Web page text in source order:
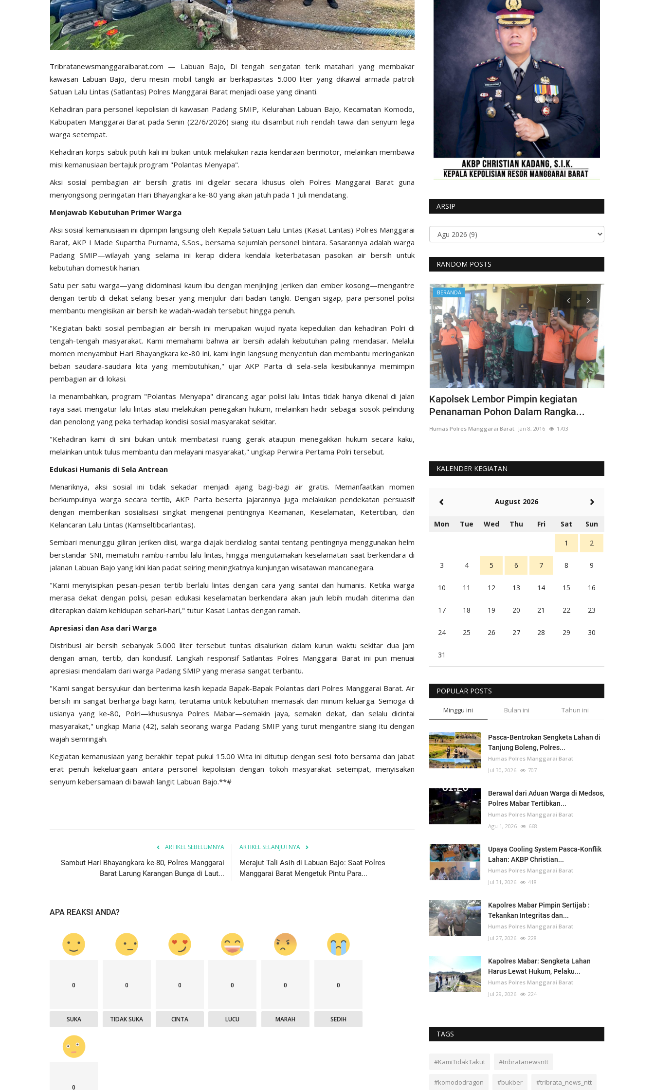
Tribratanewsmanggaraibarat.com — Labuan Bajo, Di tengah sengatan terik matahari yang membakar
kawasan Labuan Bajo, deru mesin mobil tangki air berkapasitas 5.000 liter yang dikawal armada patroli
Satuan Lalu Lintas (Satlantas) Polres Manggarai Barat menjadi oase yang dinanti.
‎Kehadiran para personel kepolisian di kawasan Padang SMIP, Kelurahan Labuan Bajo, Kecamatan Komodo,
Kabupaten Manggarai Barat pada Senin (22/6/2026) siang itu disambut riuh rendah tawa dan senyum lega
warga setempat.
Kehadiran korps sabuk putih kali ini bukan untuk melakukan razia kendaraan bermotor, melainkan membawa
misi kemanusiaan bertajuk program "Polantas Menyapa".
Aksi sosial pembagian air bersih gratis ini digelar secara khusus oleh Polres Manggarai Barat guna
menyongsong peringatan Hari Bhayangkara ke-80 yang akan jatuh pada 1 Juli mendatang.
Menjawab Kebutuhan Primer Warga
‎Aksi sosial kemanusiaan ini dipimpin langsung oleh Kepala Satuan Lalu Lintas (Kasat Lantas) Polres Manggarai
Barat, AKP I Made Supartha Purnama, S.Sos., bersama sejumlah personel bintara. Sasarannya adalah warga
Padang SMIP—wilayah yang selama ini kerap didera kendala keterbatasan pasokan air bersih untuk
kebutuhan domestik harian.
‎Satu per satu warga—yang didominasi kaum ibu dengan menjinjing jeriken dan ember kosong—mengantre
dengan tertib di dekat selang besar yang menjulur dari badan tangki. Dengan sigap, para personel polisi
membantu mengisikan air bersih ke wadah-wadah tersebut hingga penuh.
"Kegiatan bakti sosial pembagian air bersih ini merupakan wujud nyata kepedulian dan kehadiran Polri di
tengah-tengah masyarakat. Kami memahami bahwa air bersih adalah kebutuhan paling mendasar. Melalui
momen menyambut Hari Bhayangkara ke-80 ini, kami ingin langsung menyentuh dan membantu meringankan
beban saudara-saudara kita yang membutuhkan," ujar AKP Parta di sela-sela kesibukannya memimpin
pembagian air di lokasi.
‎Ia menambahkan, program "Polantas Menyapa" dirancang agar polisi lalu lintas tidak hanya dikenal di jalan
raya saat mengatur lalu lintas atau melakukan penegakan hukum, melainkan hadir sebagai sosok pelindung
dan penolong yang peka terhadap kondisi sosial masyarakat sekitar.
‎"Kehadiran kami di sini bukan untuk membatasi ruang gerak ataupun menegakkan hukum secara kaku,
melainkan untuk tulus membantu dan melayani masyarakat," ungkap Perwira Pertama Polri tersebut.
Edukasi Humanis di Sela Antrean
Menariknya, aksi sosial ini tidak sekadar menjadi ajang bagi-bagi air gratis. Memanfaatkan momen
berkumpulnya warga secara tertib, AKP Parta beserta jajarannya juga melakukan pendekatan persuasif
dengan memberikan sosialisasi singkat mengenai pentingnya Keamanan, Keselamatan, Ketertiban, dan
Kelancaran Lalu Lintas (Kamseltibcarlantas).
‎Sembari menunggu giliran jeriken diisi, warga diajak berdialog santai tentang pentingnya menggunakan helm
berstandar SNI, mematuhi rambu-rambu lalu lintas, hingga mengutamakan keselamatan saat berkendara di
jalanan Labuan Bajo yang kini kian padat seiring meningkatnya kunjungan wisatawan mancanegara.
‎"Kami menyisipkan pesan-pesan tertib berlalu lintas dengan cara yang santai dan humanis. Ketika warga
merasa dekat dengan polisi, pesan edukasi keselamatan berkendara akan jauh lebih mudah diterima dan
diterapkan dalam kehidupan sehari-hari," tutur Kasat Lantas dengan ramah.
Apresiasi dan Asa dari Warga
Distribusi air bersih sebanyak 5.000 liter tersebut tuntas disalurkan dalam kurun waktu sekitar dua jam
dengan aman, tertib, dan kondusif. Langkah responsif Satlantas Polres Manggarai Barat ini pun menuai
apresiasi mendalam dari warga Padang SMIP yang merasa sangat terbantu.
‎"Kami sangat bersyukur dan berterima kasih kepada Bapak-Bapak Polantas dari Polres Manggarai Barat. Air
bersih ini sangat berharga bagi kami, terutama untuk kebutuhan memasak dan minum keluarga. Semoga di
usianya yang ke-80, Polri—khususnya Polres Mabar—semakin jaya, semakin dekat, dan selalu dicintai
masyarakat," ungkap Maria (42), salah seorang warga Padang SMIP yang turut mengantre siang itu dengan
wajah semringah.
‎Kegiatan kemanusiaan yang berakhir tepat pukul 15.00 Wita ini ditutup dengan sesi foto bersama dan jabat
erat penuh kekeluargaan antara personel kepolisian dengan tokoh masyarakat setempat, menyisakan
senyum kebersamaan di bawah langit Labuan Bajo.**#
ARTIKEL SEBELUMNYA
Sambut Hari Bhayangkara ke-80, Polres Manggarai
Barat Larung Karangan Bunga di Laut...
ARTIKEL SELANJUTNYA
Merajut Tali Asih di Labuan Bajo: Saat Polres
Manggarai Barat Mengetuk Pintu Para...
APA REAKSI ANDA?
0
SUKA
0
TIDAK SUKA
0
CINTA
0
LUCU
0
MARAH
0
SEDIH
0
ARSIP
RANDOM POSTS
Akpol
Surat Telegram Rotasi Pati Polri,
Komjen Agus Andrianto...
Humas Polres Manggarai Barat
Giat Ops
Giat Quick Wins Polri, Polres Mabar
sambagi warga pesisir
BERANDA
Kapolsek Lembor Pimpin kegiatan
Penanaman Pohon Dalam Rangka...
Humas Polres Manggarai Barat Jan 8, 2016 1703
KALENDER KEGIATAN
August 2026
Mon Tue Wed Thu Fri Sat Sun
1 2
3 4 5 6 7 8 9
10 11 12 13 14 15 16
17 18 19 20 21 22 23
24 25 26 27 28 29 30
31
POPULAR POSTS
Minggu ini Bulan ini Tahun ini
Pasca-Bentrokan Sengketa Lahan di
Tanjung Boleng, Polres...
Humas Polres Manggarai Barat
Jul 30, 2026
707
Berawal dari Aduan Warga di Medsos,
Polres Mabar Tertibkan...
Humas Polres Manggarai Barat
Agu 1, 2026
668
Upaya Cooling System Pasca-Konflik
Lahan: AKBP Christian...
Humas Polres Manggarai Barat
Jul 31, 2026
418
Kapolres Mabar Pimpin Sertijab :
Tekankan Integritas dan...
Humas Polres Manggarai Barat
Jul 27, 2026
228
Kapolres Mabar: Sengketa Lahan
Harus Lewat Hukum, Pelaku...
Humas Polres Manggarai Barat
Jul 29, 2026
224
TAGS
#KamiTidakTakut #tribratanewsntt
#komododragon #bukber #tribrata_news_ntt